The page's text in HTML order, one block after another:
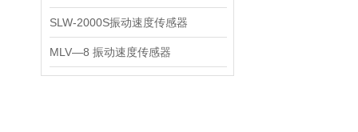
SLW-2000S振动速度传感器
MLV—8 振动速度传感器